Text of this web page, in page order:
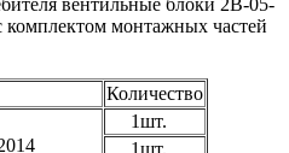
вентильные блоки 2В-05-
комплектом монтажных частей
Количество
1шт.